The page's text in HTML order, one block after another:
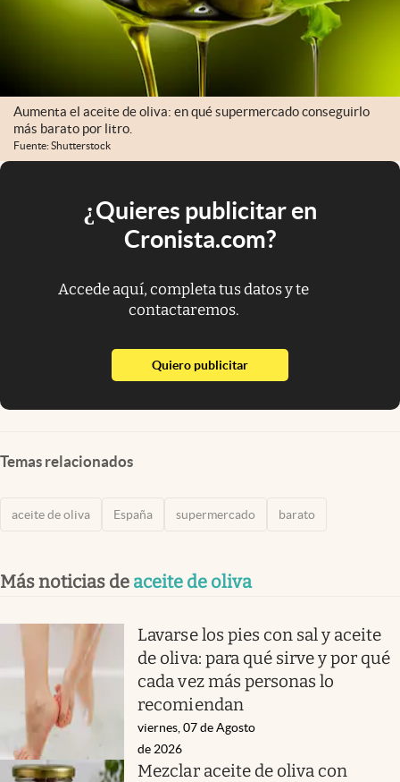
Aumenta el aceite de oliva: en qué supermercado conseguirlo
más barato por litro.
Fuente: Shutterstock
¿Quieres publicitar en
Cronista.com?
Accede aquí, completa tus datos y te
contactaremos.
Quiero publicitarabre en nueva pestaña
Temas relacionados
aceite de oliva España supermercado barato
Más noticias de aceite de oliva
Lavarse los pies con sal y aceite
de oliva: para qué sirve y por qué
cada vez más personas lo
recomiendan
viernes, 07 de Agosto
de 2026
Mezclar aceite de oliva con